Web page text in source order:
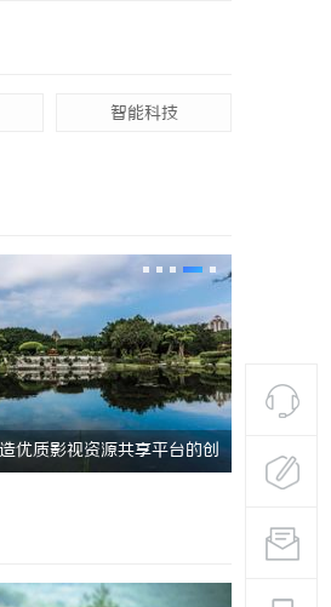
智能科技
优质影视资源共享平台的创 八哥电影
台解析